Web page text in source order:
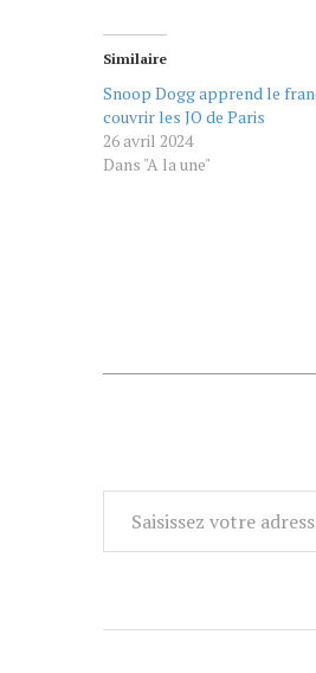
Similaire
Snoop Dogg apprend le
couvrir les JO de Paris
26 avril 2024
Dans "A la une"